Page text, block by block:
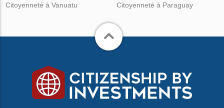
Citoyenneté à Vanuatu
Citoyenneté à Paraguay